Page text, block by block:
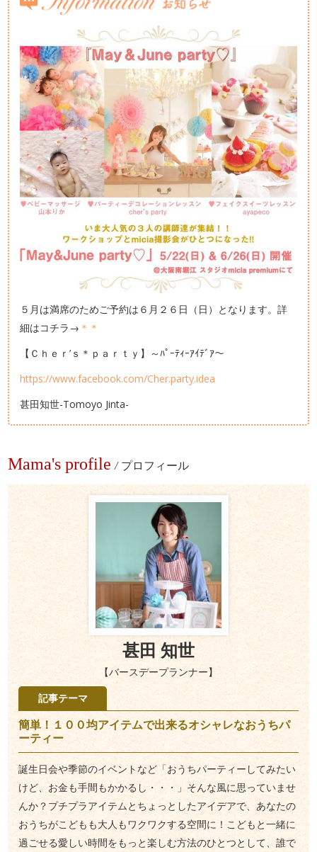
５月は満席のためご予約は６月２６日（日）となります。詳
細はコチラ→ ＊＊
【Ｃｈｅｒ’ｓ＊ｐａｒｔｙ】～ﾊﾟｰﾃｨｰｱｲﾃﾞｱ～
https://www.facebook.com/Cher.party.idea
甚田知世-Tomoyo Jinta-
Mama's profile / プロフィール
甚田 知世
【バースデープランナー】
記事テーマ
簡単！１００均アイテムで出来るオシャレなおうちパ
ーティー
誕生日会や季節のイベントなど「おうちパーティーしてみたい
けど、お金も手間もかかるし・・・」そんな風に思っていませ
んか？プチプラアイテムとちょっとしたアイデアで、あなたの
おうちがこどもも大人もワクワクする空間に！こどもと一緒に
過ごせる愛しい時間をもっと楽しむ方法のひとつとして、誰で